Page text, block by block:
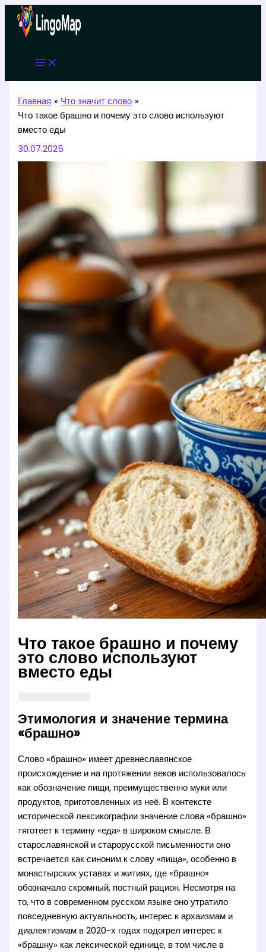
Перейти
содержимому
Главная
Что значит слово
Что такое брашно и почему это слово используют
вместо еды
30.07.2025
Что такое брашно и почему
это слово используют
вместо еды
Этимология и значение термина
«брашно»
Слово «брашно» имеет древнеславянское
происхождение и на протяжении веков использовалось
как обозначение пищи, преимущественно муки или
продуктов, приготовленных из неё. В контексте
исторической лексикографии значение слова «брашно»
тяготеет к термину «еда» в широком смысле. В
старославянской и старорусской письменности оно
встречается как синоним к слову «пища», особенно в
монастырских уставах и житиях, где «брашно»
обозначало скромный, постный рацион. Несмотря на
то, что в современном русском языке оно утратило
повседневную актуальность, интерес к архаизмам и
диалектизмам в 2020-х годах подогрел интерес к
«брашну» как лексической единице, в том числе в